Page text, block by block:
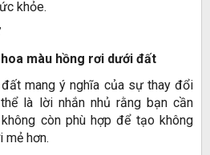
khỏe.
màu hồng rơi dưới đất
mang ý nghĩa của sự thay đổi
là lời nhắn nhủ rằng bạn cần
còn phù hợp để tạo không
mẻ hơn.